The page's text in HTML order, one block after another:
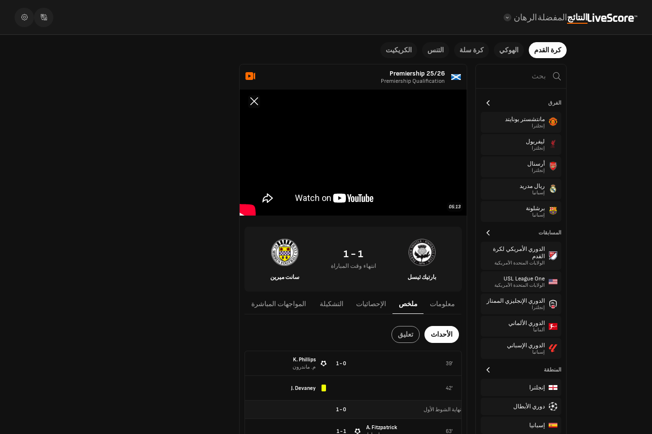
النتائجالمفضلةالرهان
كرة القدم الهوكي كرة سلة التنس الكريكيت
الفرق
مانتشستر يونايتد
إنجلترا
ليفربول
إنجلترا
أرسنال
إنجلترا
ريال مدريد
إسبانيا
برشلونة
إسبانيا
المسابقات
الدوري الأمريكي لكرة
القدم
الولايات المتحدة الأمريكية
USL League One
الولايات المتحدة الأمريكية
الدوري الإنجليزي الممتاز
إنجلترا
الدوري الألماني
ألمانيا
الدوري الإسباني
إسبانيا
المنطقة
إنجلترا
دوري الأبطال
إسبانيا
Premiership 25/26
Premiership Qualification
05:13
بارتيك ثيسل
1 - 1
انتهاء وقت المباراة
سانت ميرين
معلومات ملخص الإحصائيات التشكيلة المواجهات المباشرة
الأحداث تعليق
39'
0 - 1
K. Phillips
م. ماندرون
42'
J. Devaney
نهاية الشوط الأول 0
-
1
63'
A. Fitzpatrick
1 - 1